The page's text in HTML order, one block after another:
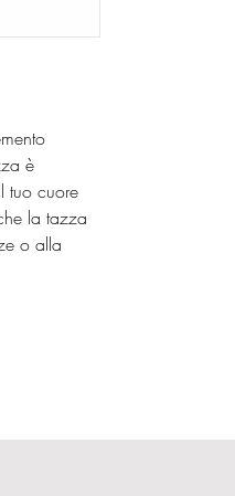
è
tuo cuore
la tazza
o alla